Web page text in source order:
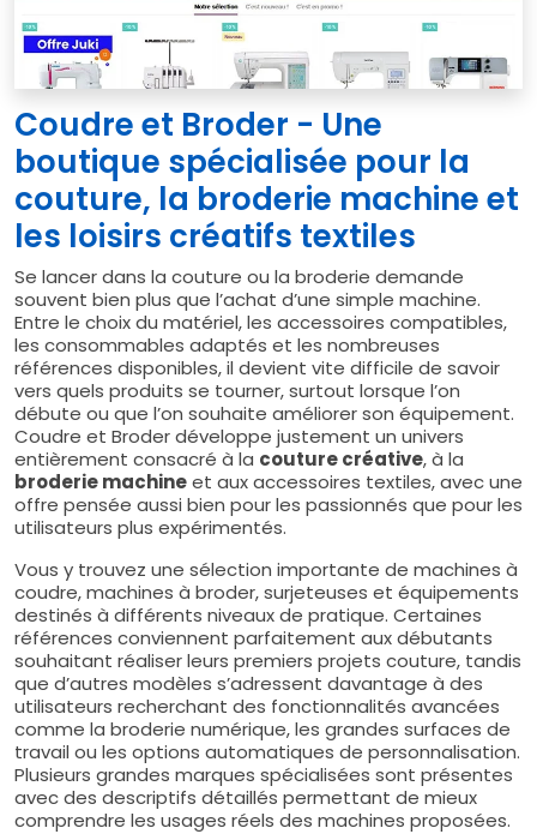
Coudre et Broder - Une
boutique spécialisée pour la
couture, la broderie machine et
les loisirs créatifs textiles
Se lancer dans la couture ou la broderie demande
souvent bien plus que l’achat d’une simple machine.
Entre le choix du matériel, les accessoires compatibles,
les consommables adaptés et les nombreuses
références disponibles, il devient vite difficile de savoir
vers quels produits se tourner, surtout lorsque l’on
débute ou que l’on souhaite améliorer son équipement.
Coudre et Broder développe justement un univers
entièrement consacré à la couture créative, à la
broderie machineet aux accessoires textiles, avec une
offre pensée aussi bien pour les passionnés que pour les
utilisateurs plus expérimentés.
Vous y trouvez une sélection importante de machines à
coudre, machines à broder, surjeteuses et équipements
destinés à différents niveaux de pratique. Certaines
références conviennent parfaitement aux débutants
souhaitant réaliser leurs premiers projets couture, tandis
que d’autres modèles s’adressent davantage à des
utilisateurs recherchant des fonctionnalités avancées
comme la broderie numérique, les grandes surfaces de
travail ou les options automatiques de personnalisation.
Plusieurs grandes marques spécialisées sont présentes
avec des descriptifs détaillés permettant de mieux
comprendre les usages réels des machines proposées.